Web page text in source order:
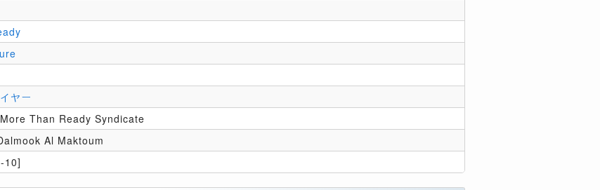
ヤー
Than Ready Syndicate
Al Maktoum
10]